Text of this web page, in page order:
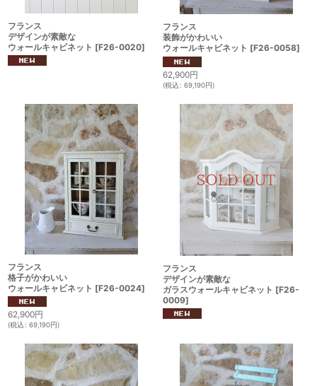
フランス
デザインが素敵な
ウォールキャビネット [F26-0020]
フランス
装飾がかわいい
ウォールキャビネット [F26-0058]
62,900円
(税込: 69,190円)
フランス
格子がかわいい
ウォールキャビネット [F26-0024]
62,900円
(税込: 69,190円)
フランス
デザインが素敵な
ガラスウォールキャビネット [F26-
0009]